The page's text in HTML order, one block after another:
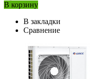
В корзину
В закладки
Сравнение